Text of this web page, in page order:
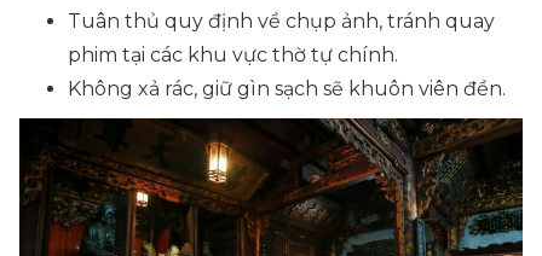
Tuân thủ quy định về chụp ảnh, tránh quay
phim tại các khu vực thờ tự chính.
Không xả rác, giữ gìn sạch sẽ khuôn viên đền.